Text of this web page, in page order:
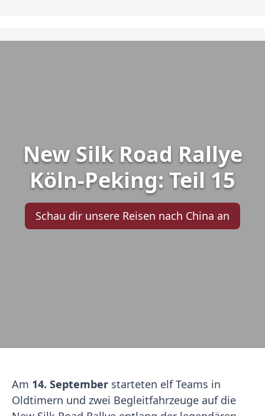
New Silk Road Rallye
Köln-Peking: Teil 15
Schau dir unsere Reisen nach China an
Am 14. September starteten elf Teams in
Oldtimern und zwei Begleitfahrzeuge auf die